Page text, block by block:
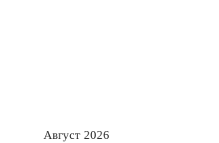
Август 2026